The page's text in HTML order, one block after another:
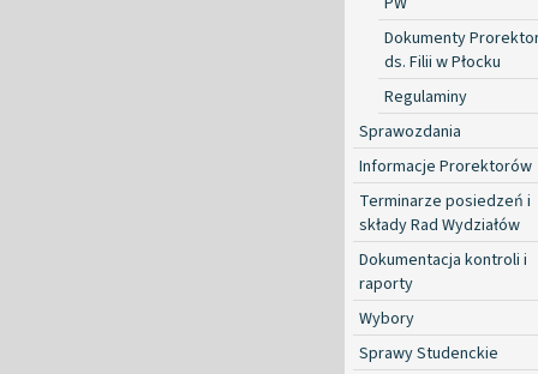
Dokumenty
ds. Filii w Płocku
Regulaminy
Sprawozdania
Informacje Prorektorów
Terminarze posiedzeń i
składy Rad Wydziałów
Dokumentacja kontroli i
raporty
Wybory
Sprawy Studenckie